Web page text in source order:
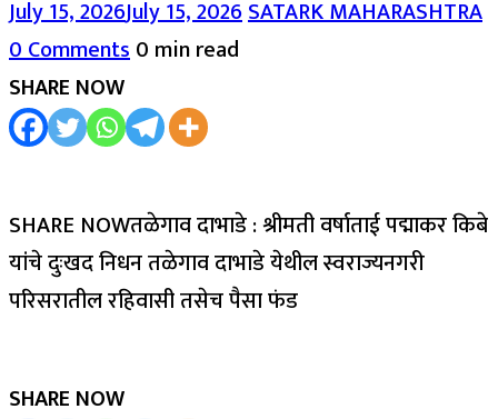
July 15, 2026July 15, 2026SATARK MAHARASHTRA
0 Comments0 min read
SHARE NOW
SHARE NOWतळेगाव दाभाडे : श्रीमती वर्षाताई पद्माकर किबे
यांचे दुःखद निधन तळेगाव दाभाडे येथील स्वराज्यनगरी
परिसरातील रहिवासी तसेच पैसा फंड
SHARE NOW